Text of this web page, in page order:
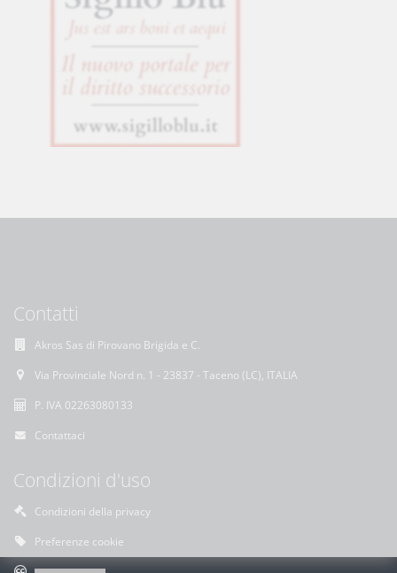
Contatti
Akros Sas di Pirovano Brigida e C.
Via Provinciale Nord n. 1 - 23837 - Taceno (LC), ITALIA
P. IVA 02263080133
Contattaci
Condizioni d'uso
Condizioni della privacy
Preferenze cookie